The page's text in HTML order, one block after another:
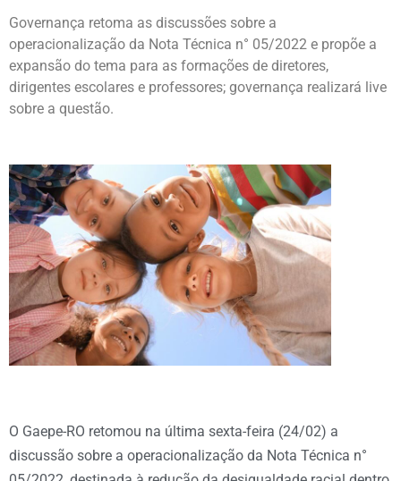
Governança retoma as discussões sobre a
operacionalização da Nota Técnica n° 05/2022 e propõe a
expansão do tema para as formações de diretores,
dirigentes escolares e professores; governança realizará live
sobre a questão.
O Gaepe-RO retomou na última sexta-feira (24/02) a
discussão sobre a operacionalização da Nota Técnica n°